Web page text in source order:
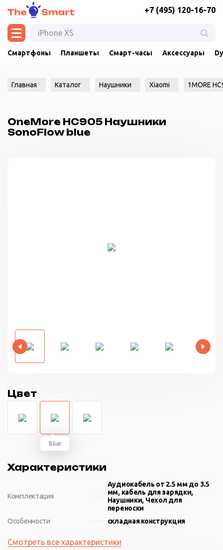
+7 (495) 120-16-70
Смартфоны Планшеты Смарт-часы Аксессуары
Главная Каталог Наушники Xiaomi 1MORE
OneMore HC905 Наушники
SonoFlow blue
Цвет
Blue
Характеристики
Комплектация
Аудиокабель от 2.5 мм до 3.5
мм, кабель для зарядки,
Наушники, Чехол для
переноски
Особенности
складная конструкция
Смотреть все характеристики